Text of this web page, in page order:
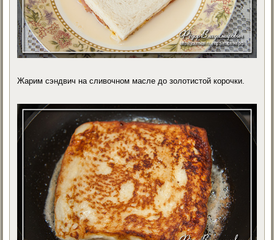
Жарим сэндвич на сливочном масле до золотистой корочки.